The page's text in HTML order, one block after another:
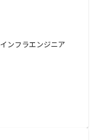
ンフラエンジニア